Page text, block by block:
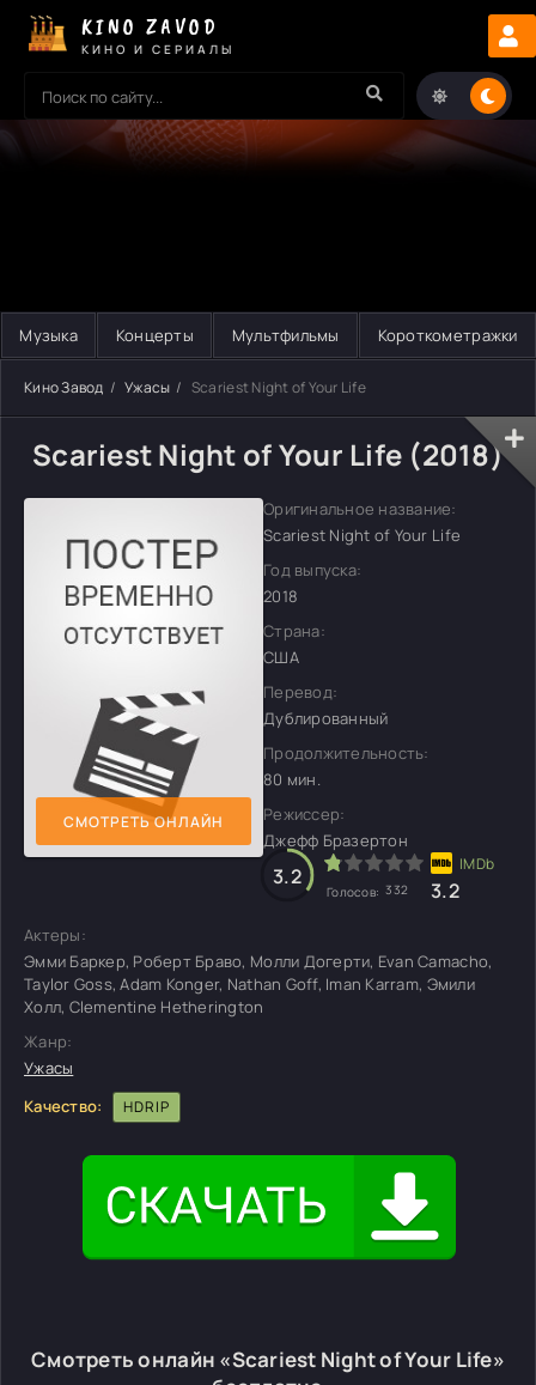
KINO ZAVOD
КИНО И СЕРИАЛЫ
Музыка Концерты Мультфильмы Короткометражки
Кино Завод Ужасы Scariest Night of Your Life
Scariest Night of Your Life (2018)
СМОТРЕТЬ ОНЛАЙН
Оригинальное название:
Scariest Night of Your Life
Год выпуска:
2018
Страна:
США
Перевод:
Дублированный
Продолжительность:
80 мин.
Режиссер:
Джефф Бразертон
3.2
Голосов: 332 3.2
Актеры:
Эмми Баркер, Роберт Браво, Молли Догерти, Evan Camacho,
Taylor Goss, Adam Konger, Nathan Goff, Iman Karram, Эмили
Холл, Clementine Hetherington
Жанр:
Ужасы
Качество:
HDRIP
Смотреть онлайн «Scariest Night of Your Life»